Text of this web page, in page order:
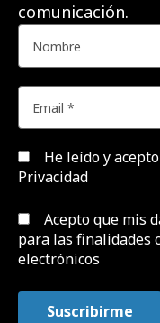
comunicación.
He leído y
Privacidad
Acepto que mis
para las finalidades
electrónicos